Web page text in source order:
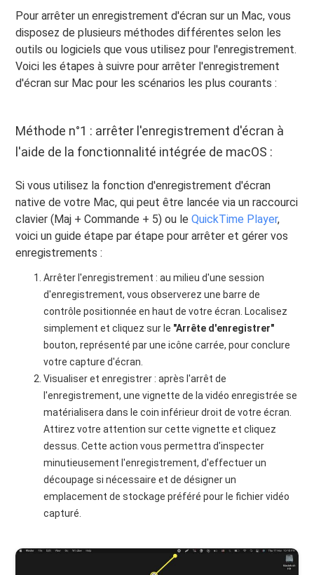
Pour arrêter un enregistrement d'écran sur un Mac, vous
disposez de plusieurs méthodes différentes selon les
outils ou logiciels que vous utilisez pour l'enregistrement.
Voici les étapes à suivre pour arrêter l'enregistrement
d'écran sur Mac pour les scénarios les plus courants :
Méthode n°1 : arrêter l'enregistrement d'écran à
l'aide de la fonctionnalité intégrée de macOS :
Si vous utilisez la fonction d'enregistrement d'écran
native de votre Mac, qui peut être lancée via un raccourci
clavier (Maj + Commande + 5) ou leQuickTime Player,
voici un guide étape par étape pour arrêter et gérer vos
enregistrements :
Arrêter l'enregistrement : au milieu d'une session
d'enregistrement, vous observerez une barre de
contrôle positionnée en haut de votre écran. Localisez
simplement et cliquez sur le "Arrête d'enregistrer"
bouton, représenté par une icône carrée, pour conclure
votre capture d'écran.
Visualiser et enregistrer : après l'arrêt de
l'enregistrement, une vignette de la vidéo enregistrée se
matérialisera dans le coin inférieur droit de votre écran.
Attirez votre attention sur cette vignette et cliquez
dessus. Cette action vous permettra d'inspecter
minutieusement l'enregistrement, d'effectuer un
découpage si nécessaire et de désigner un
emplacement de stockage préféré pour le fichier vidéo
capturé.